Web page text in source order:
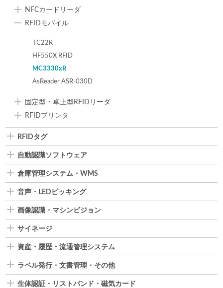
NFCカードリーダ
RFIDモバイル
TC22R
HF550X RFID
MC3330xR
AsReader ASR-030D
固定型・卓上型RFIDリーダ
RFIDプリンタ
RFIDタグ
自動認識ソフトウェア
倉庫管理システム・WMS
音声・LEDピッキング
画像認識・マシンビジョン
サイネージ
資産・履歴・流通管理システム
ラベル発行・文書管理・その他
生体認証・リストバンド・磁気カード